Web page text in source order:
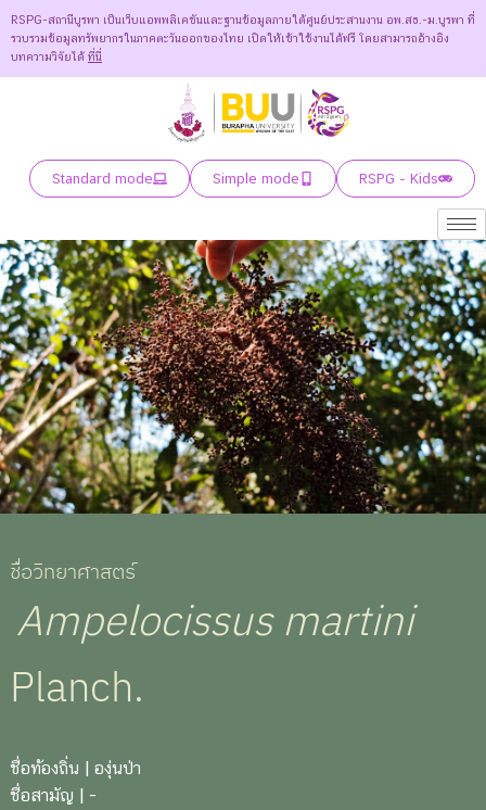
RSPG-สถานีบูรพา เป็นเว็บแอพพลิเคชันและฐานข้อมูลภายใต้ศูนย์ประสานงาน อพ.สธ.-ม.บูรพา ที่
รวบรวมข้อมูลทรัพยากรในภาคตะวันออกของไทย เปิดให้เข้าใช้งานได้ฟรี โดยสามารถอ้างอิง
บทความวิจัยได้ ที่นี่
Standard mode Simple mode RSPG - Kids
ชื่อวิทยาศาสตร์
Ampelocissus martini
Planch.
ชื่อท้องถิ่น | องุ่นป่า
ชื่อสามัญ | -